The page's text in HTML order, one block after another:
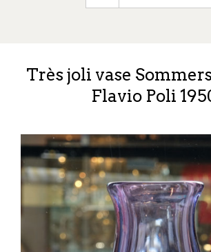
Très joli vase
Flavio Poli